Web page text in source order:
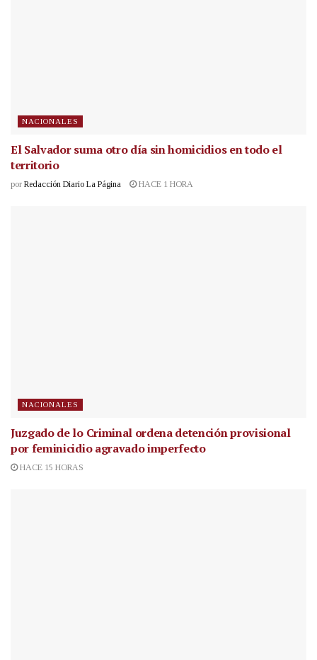
NACIONALES
El Salvador suma otro día sin homicidios en todo el
territorio
por Redacción Diario La Página HACE 1 HORA
NACIONALES
Juzgado de lo Criminal ordena detención provisional
por feminicidio agravado imperfecto
HACE 15 HORAS